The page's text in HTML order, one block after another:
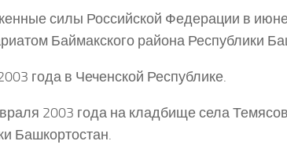
силы Российской Федерации в
Баймакского района Республики
года в Чеченской Республике.
2003 года на кладбище села
Башкортостан.